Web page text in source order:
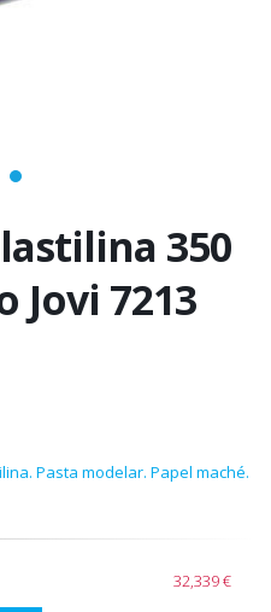
350
Jovi 7213
Pasta modelar. Papel maché.
32,339 €